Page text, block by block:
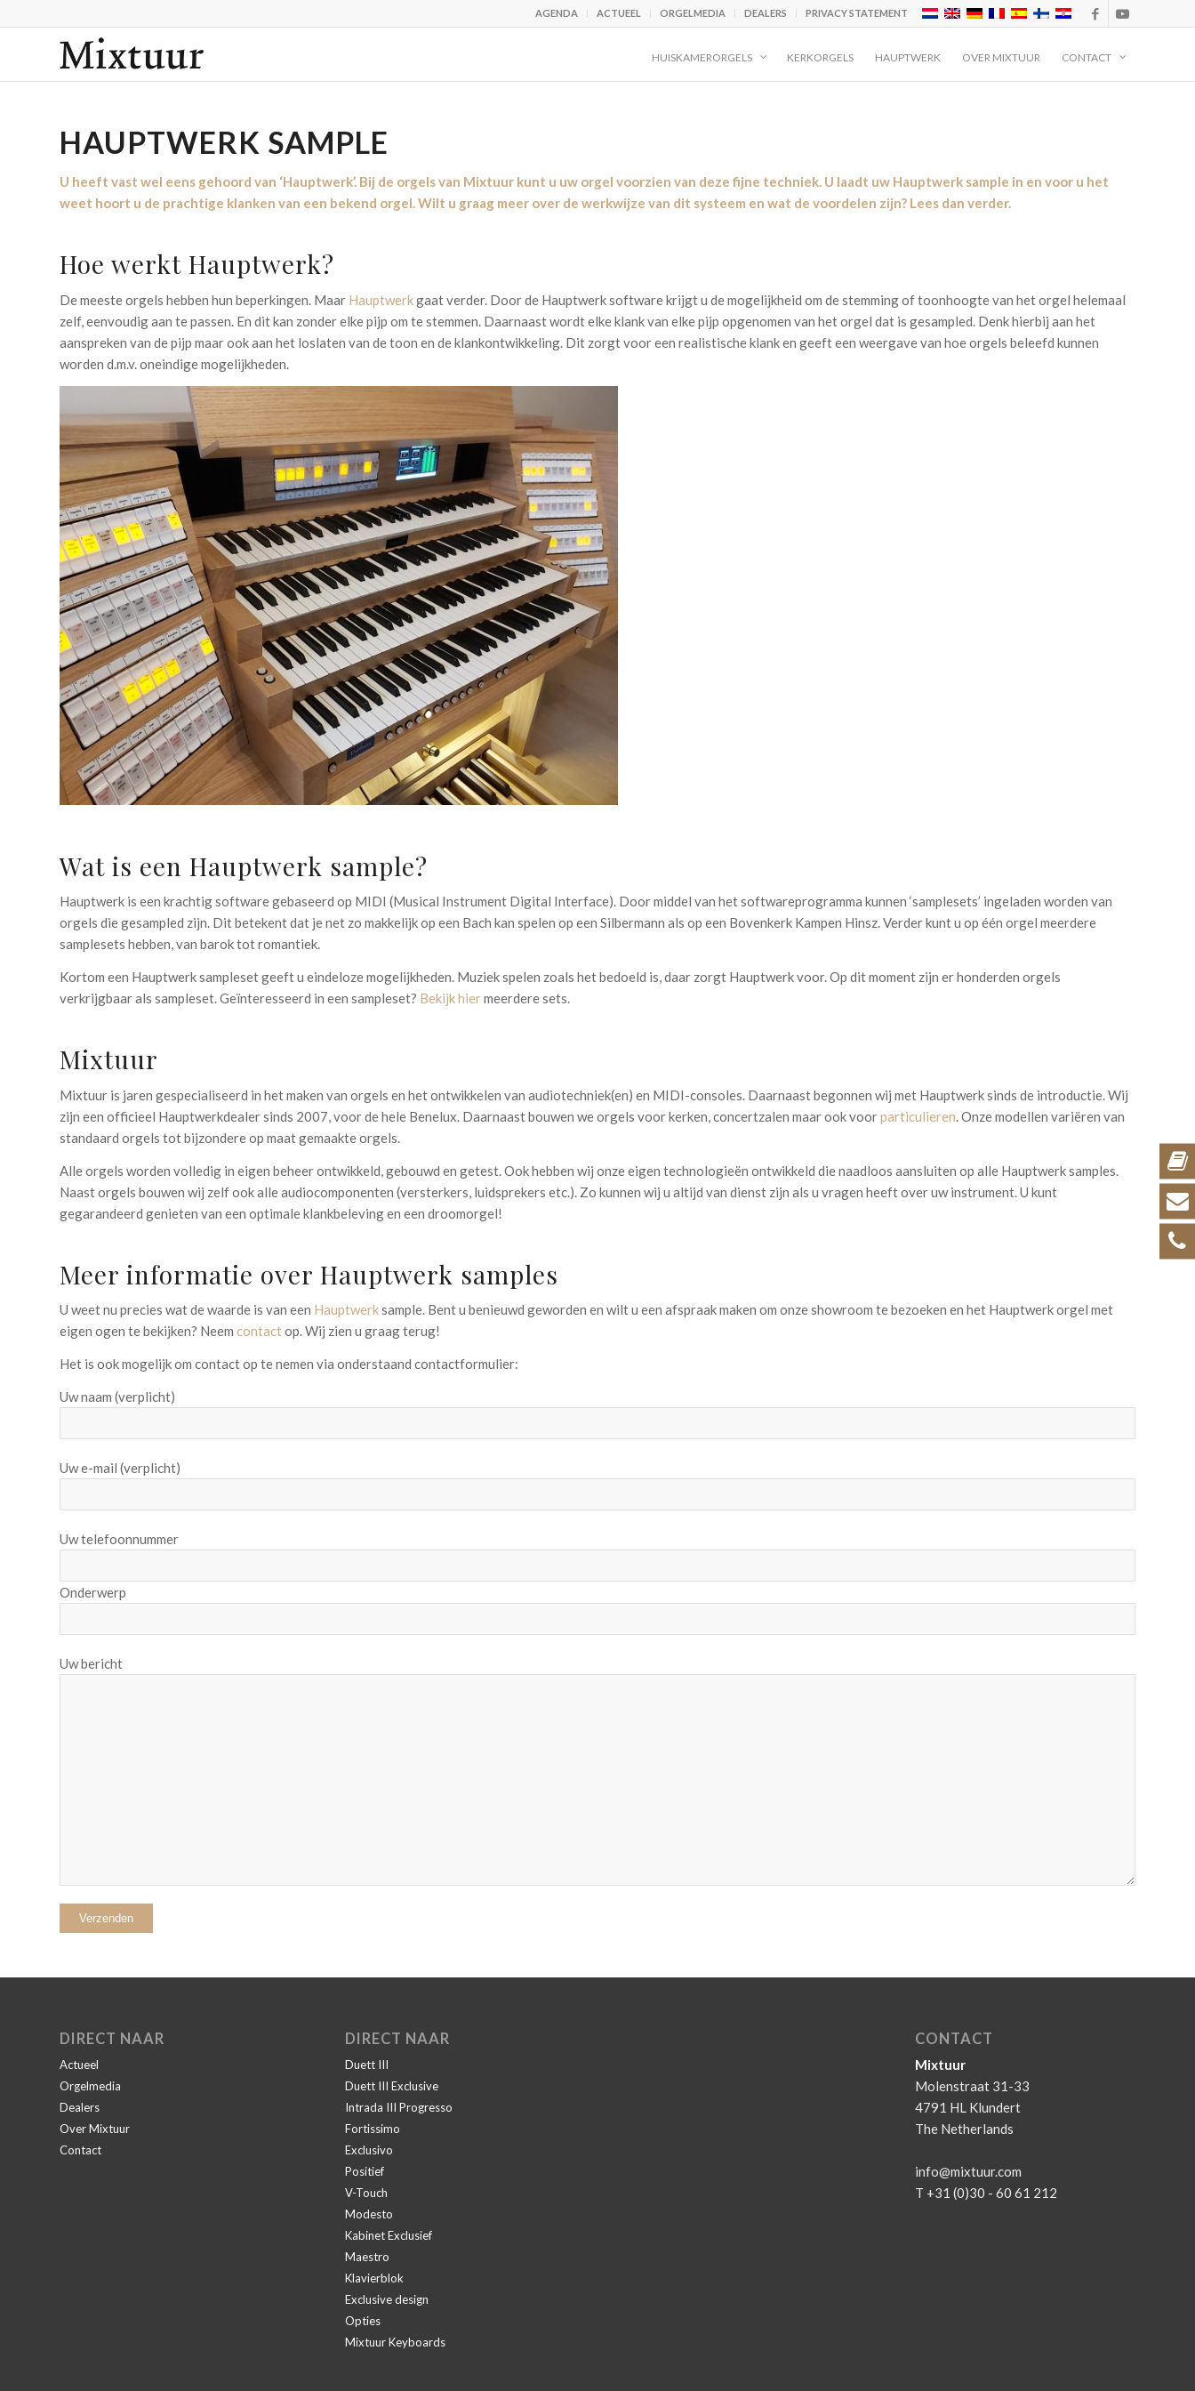
AGENDA ACTUEEL ORGELMEDIA DEALERS PRIVACY STATEMENT
HUISKAMERORGELS KERKORGELS HAUPTWERK OVER MIXTUUR CONTACT
HAUPTWERK SAMPLE
U heeft vast wel eens gehoord van ‘Hauptwerk’. Bij de orgels van Mixtuur kunt u uw orgel voorzien van deze fijne techniek. U laadt uw Hauptwerk sample in en voor u het
weet hoort u de prachtige klanken van een bekend orgel. Wilt u graag meer over de werkwijze van dit systeem en wat de voordelen zijn? Lees dan verder.
Hoe werkt Hauptwerk?
De meeste orgels hebben hun beperkingen. Maar Hauptwerkgaat verder. Door de Hauptwerk software krijgt u de mogelijkheid om de stemming of toonhoogte van het orgel helemaal
zelf, eenvoudig aan te passen. En dit kan zonder elke pijp om te stemmen. Daarnaast wordt elke klank van elke pijp opgenomen van het orgel dat is gesampled. Denk hierbij aan het
aanspreken van de pijp maar ook aan het loslaten van de toon en de klankontwikkeling. Dit zorgt voor een realistische klank en geeft een weergave van hoe orgels beleefd kunnen
worden d.m.v. oneindige mogelijkheden.
Wat is een Hauptwerk sample?
Hauptwerk is een krachtig software gebaseerd op MIDI (Musical Instrument Digital Interface). Door middel van het softwareprogramma kunnen ‘samplesets’ ingeladen worden van
orgels die gesampled zijn. Dit betekent dat je net zo makkelijk op een Bach kan spelen op een Silbermann als op een Bovenkerk Kampen Hinsz. Verder kunt u op één orgel meerdere
samplesets hebben, van barok tot romantiek.
Kortom een Hauptwerk sampleset geeft u eindeloze mogelijkheden. Muziek spelen zoals het bedoeld is, daar zorgt Hauptwerk voor. Op dit moment zijn er honderden orgels
verkrijgbaar als sampleset. Geïnteresseerd in een sampleset? Bekijk hiermeerdere sets.
Mixtuur
Mixtuur is jaren gespecialiseerd in het maken van orgels en het ontwikkelen van audiotechniek(en) en MIDI-consoles. Daarnaast begonnen wij met Hauptwerk sinds de introductie. Wij
zijn een officieel Hauptwerkdealer sinds 2007, voor de hele Benelux. Daarnaast bouwen we orgels voor kerken, concertzalen maar ook voorparticulieren. Onze modellen variëren van
standaard orgels tot bijzondere op maat gemaakte orgels.
Alle orgels worden volledig in eigen beheer ontwikkeld, gebouwd en getest. Ook hebben wij onze eigen technologieën ontwikkeld die naadloos aansluiten op alle Hauptwerk samples.
Naast orgels bouwen wij zelf ook alle audiocomponenten (versterkers, luidsprekers etc.). Zo kunnen wij u altijd van dienst zijn als u vragen heeft over uw instrument. U kunt
gegarandeerd genieten van een optimale klankbeleving en een droomorgel!
Meer informatie over Hauptwerk samples
U weet nu precies wat de waarde is van een Hauptwerksample. Bent u benieuwd geworden en wilt u een afspraak maken om onze showroom te bezoeken en het Hauptwerk orgel met
eigen ogen te bekijken? Neem contactop. Wij zien u graag terug!
Het is ook mogelijk om contact op te nemen via onderstaand contactformulier:
Uw naam (verplicht)
Uw e-mail (verplicht)
Uw telefoonnummer
Onderwerp
Uw bericht
DIRECT NAAR
Actueel
Orgelmedia
Dealers
Over Mixtuur
Contact
DIRECT NAAR
Duett III
Duett III Exclusive
Intrada III Progresso
Fortissimo
Exclusivo
Positief
V-Touch
Modesto
Kabinet Exclusief
Maestro
Klavierblok
Exclusive design
Opties
Mixtuur Keyboards
CONTACT
Mixtuur
Molenstraat 31-33
4791 HL Klundert
The Netherlands
info@mixtuur.com
T +31 (0)30 - 60 61 212